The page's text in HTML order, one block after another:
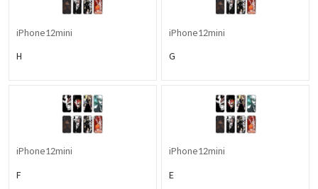
iPhone12mini
H
iPhone12mini
G
iPhone12mini
F
iPhone12mini
E